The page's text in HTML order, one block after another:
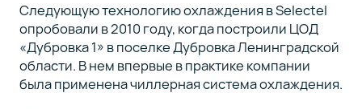
Следующую технологию охлаждения в Selectel
опробовали в 2010 году, когда построили ЦОД
«Дубровка 1» в поселке Дубровка Ленинградской
области. В нем впервые в практике компании
была применена чиллерная система охлаждения.